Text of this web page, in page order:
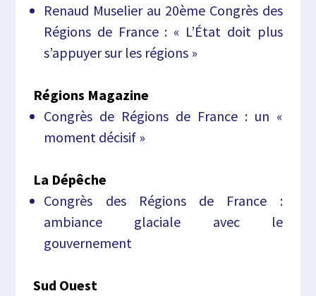
Renaud Muselier au 20ème Congrès des
Régions de France : « L’État doit plus
s’appuyer sur les régions »
Régions Magazine
Congrès de Régions de France : un «
moment décisif »
La Dépêche
Congrès des Régions de France :
ambiance glaciale avec le
gouvernement
Sud Ouest